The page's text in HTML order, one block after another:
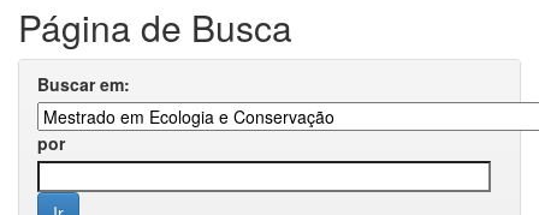
Página de Busca
Buscar em:
por